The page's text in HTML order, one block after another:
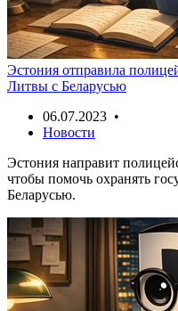
Эстония отправила
Литвы с Беларусью
06.07.2023 •
Новости
Эстония направит
чтобы помочь охранять
Беларусью.